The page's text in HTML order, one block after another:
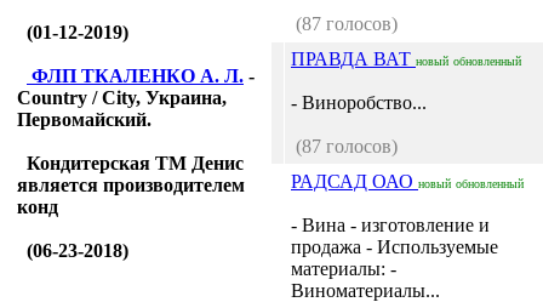
(01-12-2019)
ФЛП ТКАЛЕНКО А. Л. -
Country / City, Украина,
Первомайский.
Кондитерская ТМ Денис
является производителем
конд
(06-23-2018)
(87 голосов)
ПРАВДА ВАТ новый обновленный
- Виноробство...
(87 голосов)
РАДСАД ОАО новый обновленный
- Вина - изготовление и
продажа - Используемые
материалы: -
Виноматериалы...